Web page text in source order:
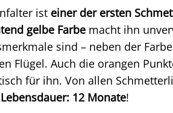
ist einer der ersten
gelbe Farbe macht ihn
sind – neben der
Flügel. Auch die orangen
für ihn. Von allen
12 Monate!